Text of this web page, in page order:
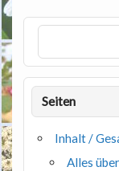
Seiten
Inhalt /
Alles